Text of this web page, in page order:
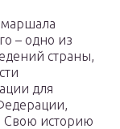
– одно из
страны,
для
Свою историю